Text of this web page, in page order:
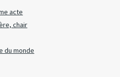
acte
chair
du monde